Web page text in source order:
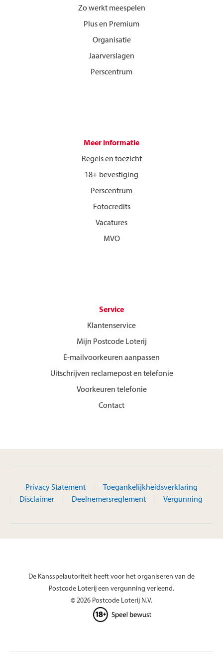
Zo werkt meespelen
Plus en Premium
Organisatie
Jaarverslagen
Perscentrum
Meer informatie
Regels en toezicht
18+ bevestiging
Perscentrum
Fotocredits
Vacatures
MVO
Service
Klantenservice
Mijn Postcode Loterij
E-mailvoorkeuren aanpassen
Uitschrijven reclamepost en telefonie
Voorkeuren telefonie
Contact
Privacy Statement
Toegankelijkheidsverklaring
Disclaimer
Deelnemersreglement Vergunning
De Kansspelautoriteit heeft voor het organiseren van de
Postcode Loterij een vergunning verleend.
© 2026 Postcode Loterij N.V.